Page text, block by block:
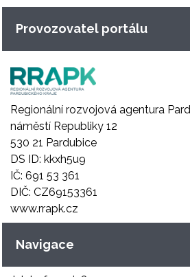
Provozovatel portálu
Regionální rozvojová agentura
náměstí Republiky 12
530 21 Pardubice
DS ID: kkxh5u9
IČ: 691 53 361
DIČ: CZ69153361
www.rrapk.cz
Navigace